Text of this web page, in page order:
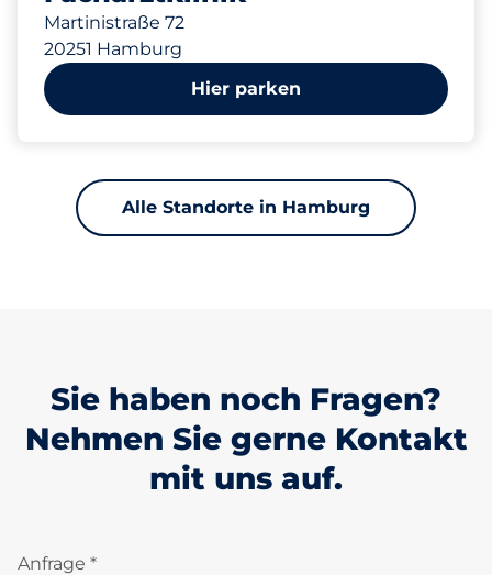
Martinistraße 72
20251 Hamburg
Hier parken
Alle Standorte in Hamburg
Sie haben noch Fragen?
Nehmen Sie gerne Kontakt
mit uns auf.
Anfrage *